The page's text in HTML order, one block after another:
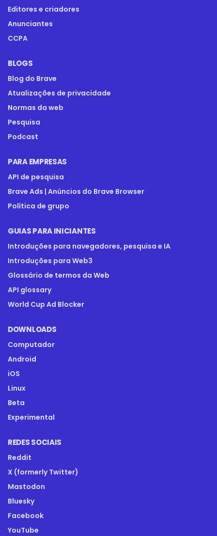
Editores e criadores
Anunciantes
CCPA
BLOGS
Blog do Brave
Atualizações de privacidade
Normas da web
Pesquisa
Podcast
PARA EMPRESAS
API de pesquisa
Brave Ads | Anúncios do Brave Browser
Política de grupo
GUIAS PARA INICIANTES
Introduções para navegadores, pesquisa e IA
Introduções para Web3
Glossário de termos da Web
API glossary
World Cup Ad Blocker
DOWNLOADS
Computador
Android
iOS
Linux
Beta
Experimental
REDES SOCIAIS
Reddit
X (formerly Twitter)
Mastodon
Bluesky
Facebook
YouTube